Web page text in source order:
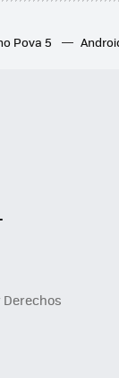
Pova 5
Derechos